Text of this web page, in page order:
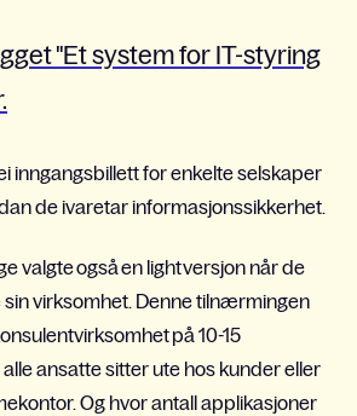
"Et system for IT-styring
inngangsbillett for enkelte selskaper
de ivaretar informasjonssikkerhet.
valgte også en light versjon når de
virksomhet. Denne tilnærmingen
på 10-15
ansatte sitter ute hos kunder eller
Og hvor antall applikasjoner